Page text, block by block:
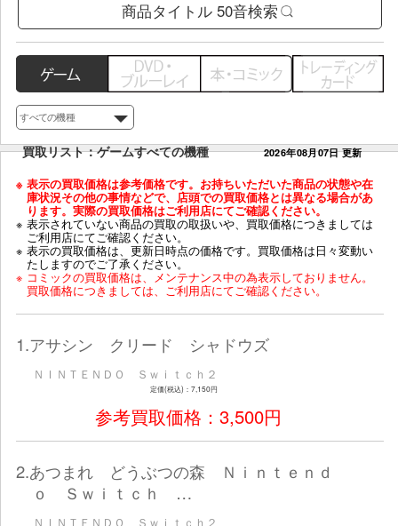
お店からのお得情報
■買取価格情報
検索する
商品タイトル 50音検索